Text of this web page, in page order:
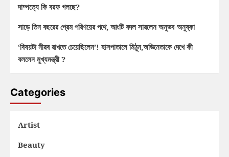
দাম্পত্যে কি বরফ গলছে?
সাড়ে তিন বছরের প্রেম পরিণয়ের পথে, আংটি বদল সারলেন অনুভব-অনুষ্কা
‘বিষয়টা নীরব রাখতে চেয়েছিলেন’! হাসপাতালে মিঠুন,অভিনেতাকে দেখে কী
বললেন মুখ্যমন্ত্রী ?
Categories
Artist
Beauty